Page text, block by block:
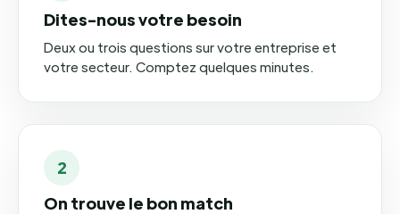
Dites-nous votre besoin
Deux ou trois questions sur votre entreprise et
votre secteur. Comptez quelques minutes.
2
On trouve le bon match